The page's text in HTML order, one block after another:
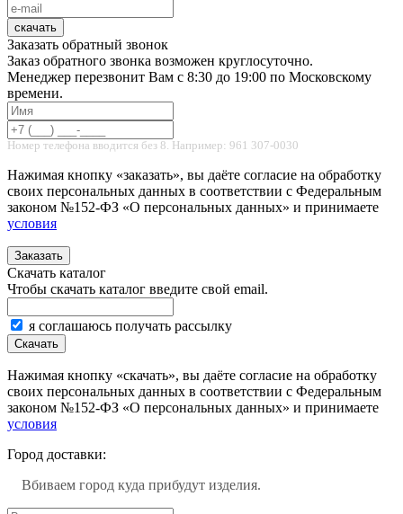
скачать
Заказать обратный звонок
Заказ обратного звонка возможен круглосуточно.
Менеджер перезвонит Вам с 8:30 до 19:00 по Московскому
времени.
Номер телефона вводится без 8. Например: 961 307-0030
Нажимая кнопку «заказать», вы даёте согласие на обработку
своих персональных данных в соответствии с Федеральным
законом №152-ФЗ «О персональных данных» и принимаете
условия
Заказать
Скачать каталог
Чтобы скачать каталог введите свой email.
я соглашаюсь получать рассылку
Скачать
Нажимая кнопку «скачать», вы даёте согласие на обработку
своих персональных данных в соответствии с Федеральным
законом №152-ФЗ «О персональных данных» и принимаете
условия
Город доставки:
Вбиваем город куда прибудут изделия.